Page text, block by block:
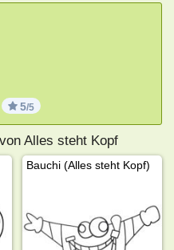
5/5
Alles steht Kopf
Bauchi (Alles steht Kopf)